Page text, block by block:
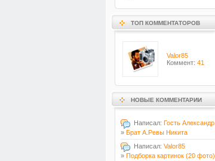
ТОП КОММЕНТАТОРОВ
Valor85
Коммент: 41
НОВЫЕ КОММЕНТАРИИ
Написал: Гость Александр
» Брат А.Ревы Никита
Написал: Valor85
» Подборка картинок (20 фото)